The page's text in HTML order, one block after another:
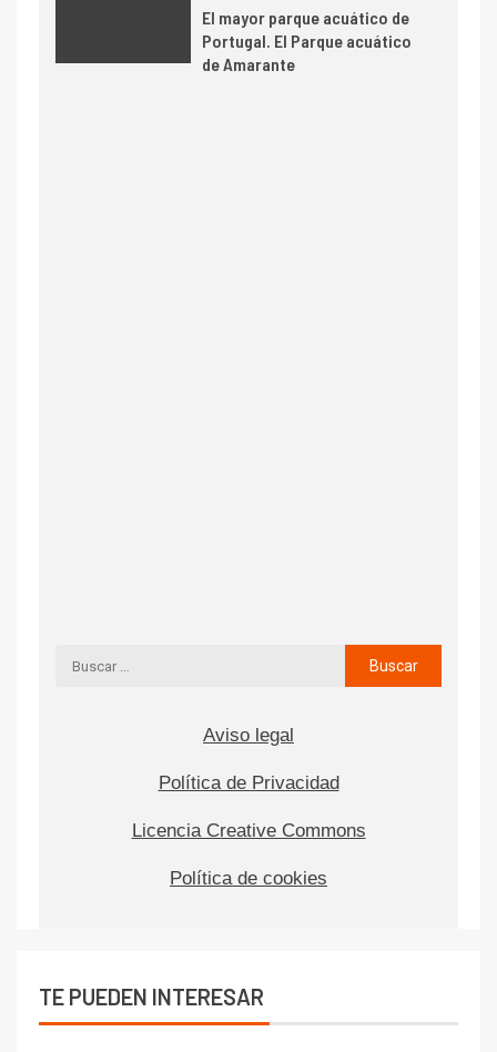
El mayor parque acuático de
Portugal. El Parque acuático
de Amarante
Aviso legal
Política de Privacidad
Licencia Creative Commons
Política de cookies
TE PUEDEN INTERESAR